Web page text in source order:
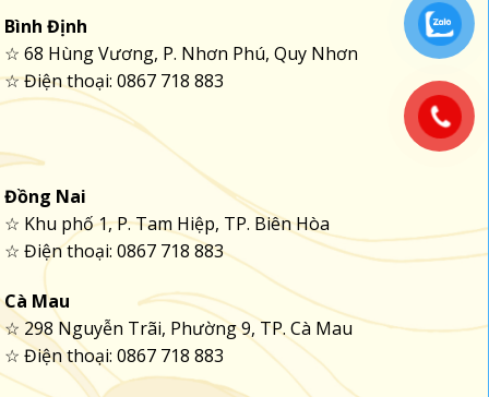
Bình Định
☆ 68 Hùng Vương, P. Nhơn Phú, Quy Nhơn
☆ Điện thoại: 0867 718 883
Đồng Nai
☆ Khu phố 1, P. Tam Hiệp, TP. Biên Hòa
☆ Điện thoại: 0867 718 883
Cà Mau
☆ 298 Nguyễn Trãi, Phường 9, TP. Cà Mau
☆ Điện thoại: 0867 718 883